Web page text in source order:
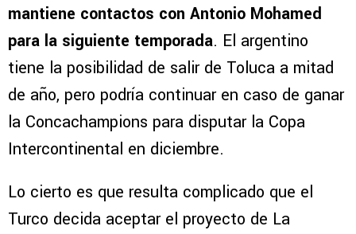
mantiene contactos con Antonio Mohamed
para la siguiente temporada. El argentino
tiene la posibilidad de salir de Toluca a mitad
de año, pero podría continuar en caso de ganar
la Concachampions para disputar la Copa
Intercontinental en diciembre.
Lo cierto es que resulta complicado que el
Turco decida aceptar el proyecto de La